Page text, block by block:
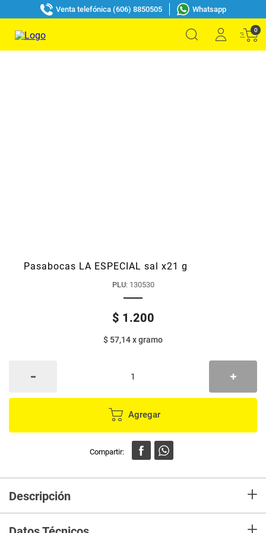
Venta telefónica (606) 8850505 Whatsapp
0
Pasabocas LA ESPECIAL sal x21 g
PLU: 130530
$ 1.200
$ 57,14xgramo
Agregar
Descripción +